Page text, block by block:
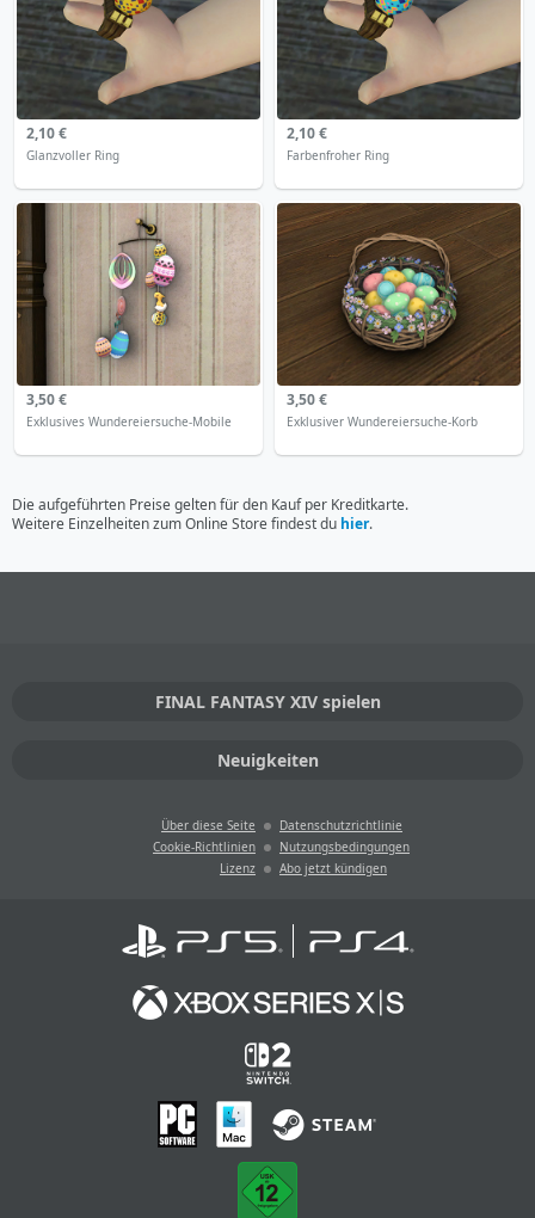
2,10 €
Glanzvoller Ring
2,10 €
Farbenfroher Ring
3,50 €
Exklusives Wundereiersuche-Mobile
3,50 €
Exklusiver Wundereiersuche-Korb
Die aufgeführten Preise gelten für den Kauf per Kreditkarte.
Weitere Einzelheiten zum Online Store findest du hier.
FINAL FANTASY XIV spielen
Neuigkeiten
Über diese Seite
Datenschutzrichtlinie
Cookie-Richtlinien
Nutzungsbedingungen
Lizenz
Abo jetzt kündigen